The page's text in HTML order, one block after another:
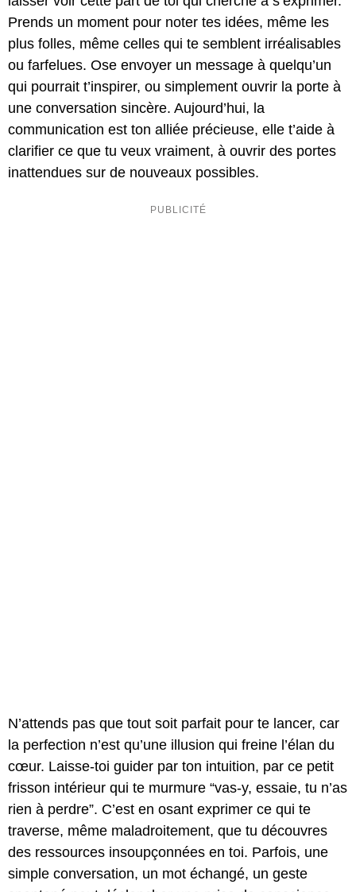
Prends un moment pour noter tes idées, même les
plus folles, même celles qui te semblent irréalisables
ou farfelues. Ose envoyer un message à quelqu’un
qui pourrait t’inspirer, ou simplement ouvrir la porte à
une conversation sincère. Aujourd’hui, la
communication est ton alliée précieuse, elle t’aide à
clarifier ce que tu veux vraiment, à ouvrir des portes
inattendues sur de nouveaux possibles.
N’attends pas que tout soit parfait pour te lancer, car
la perfection n’est qu’une illusion qui freine l’élan du
cœur. Laisse-toi guider par ton intuition, par ce petit
frisson intérieur qui te murmure “vas-y, essaie, tu n’as
rien à perdre”. C’est en osant exprimer ce qui te
traverse, même maladroitement, que tu découvres
des ressources insoupçonnées en toi. Parfois, une
simple conversation, un mot échangé, un geste